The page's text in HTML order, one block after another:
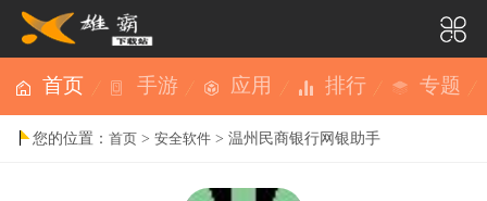
首页 手游 应用 排行 专题
您的位置：首页 >安全软件 > 温州民商银行网银助手